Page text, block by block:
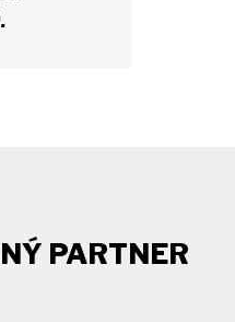
PARTNER